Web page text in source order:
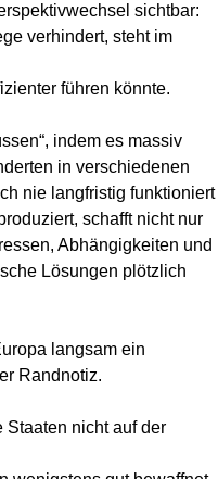
sichtbar:
verhindert, steht im
führen könnte.
indem es massiv
in verschiedenen
nie langfristig funktioniert
schafft nicht nur
Abhängigkeiten und
Lösungen plötzlich
langsam ein
Randnotiz.
Staaten nicht auf der